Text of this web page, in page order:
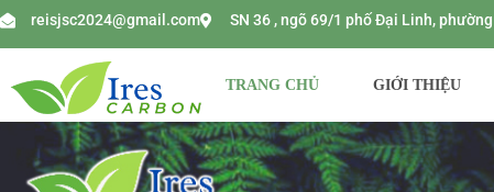
reisjsc2024@gmail.com SN 36 , ngõ 69/1 phố Đại Linh,
TRANG CHỦ GIỚI THIỆU